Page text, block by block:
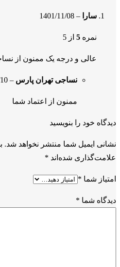
سارا –
1401/11/08
نمره 5 از 5
عالی و درجه یک ممنون از
نساجی تهران پارس –
ممنون از اعتماد شما
دیدگاه خود را بنویسید
نشانی ایمیل شما منتشر نخواهد شد.
علامت‌گذاری شده‌اند *
امتیاز شما *
دیدگاه شما *